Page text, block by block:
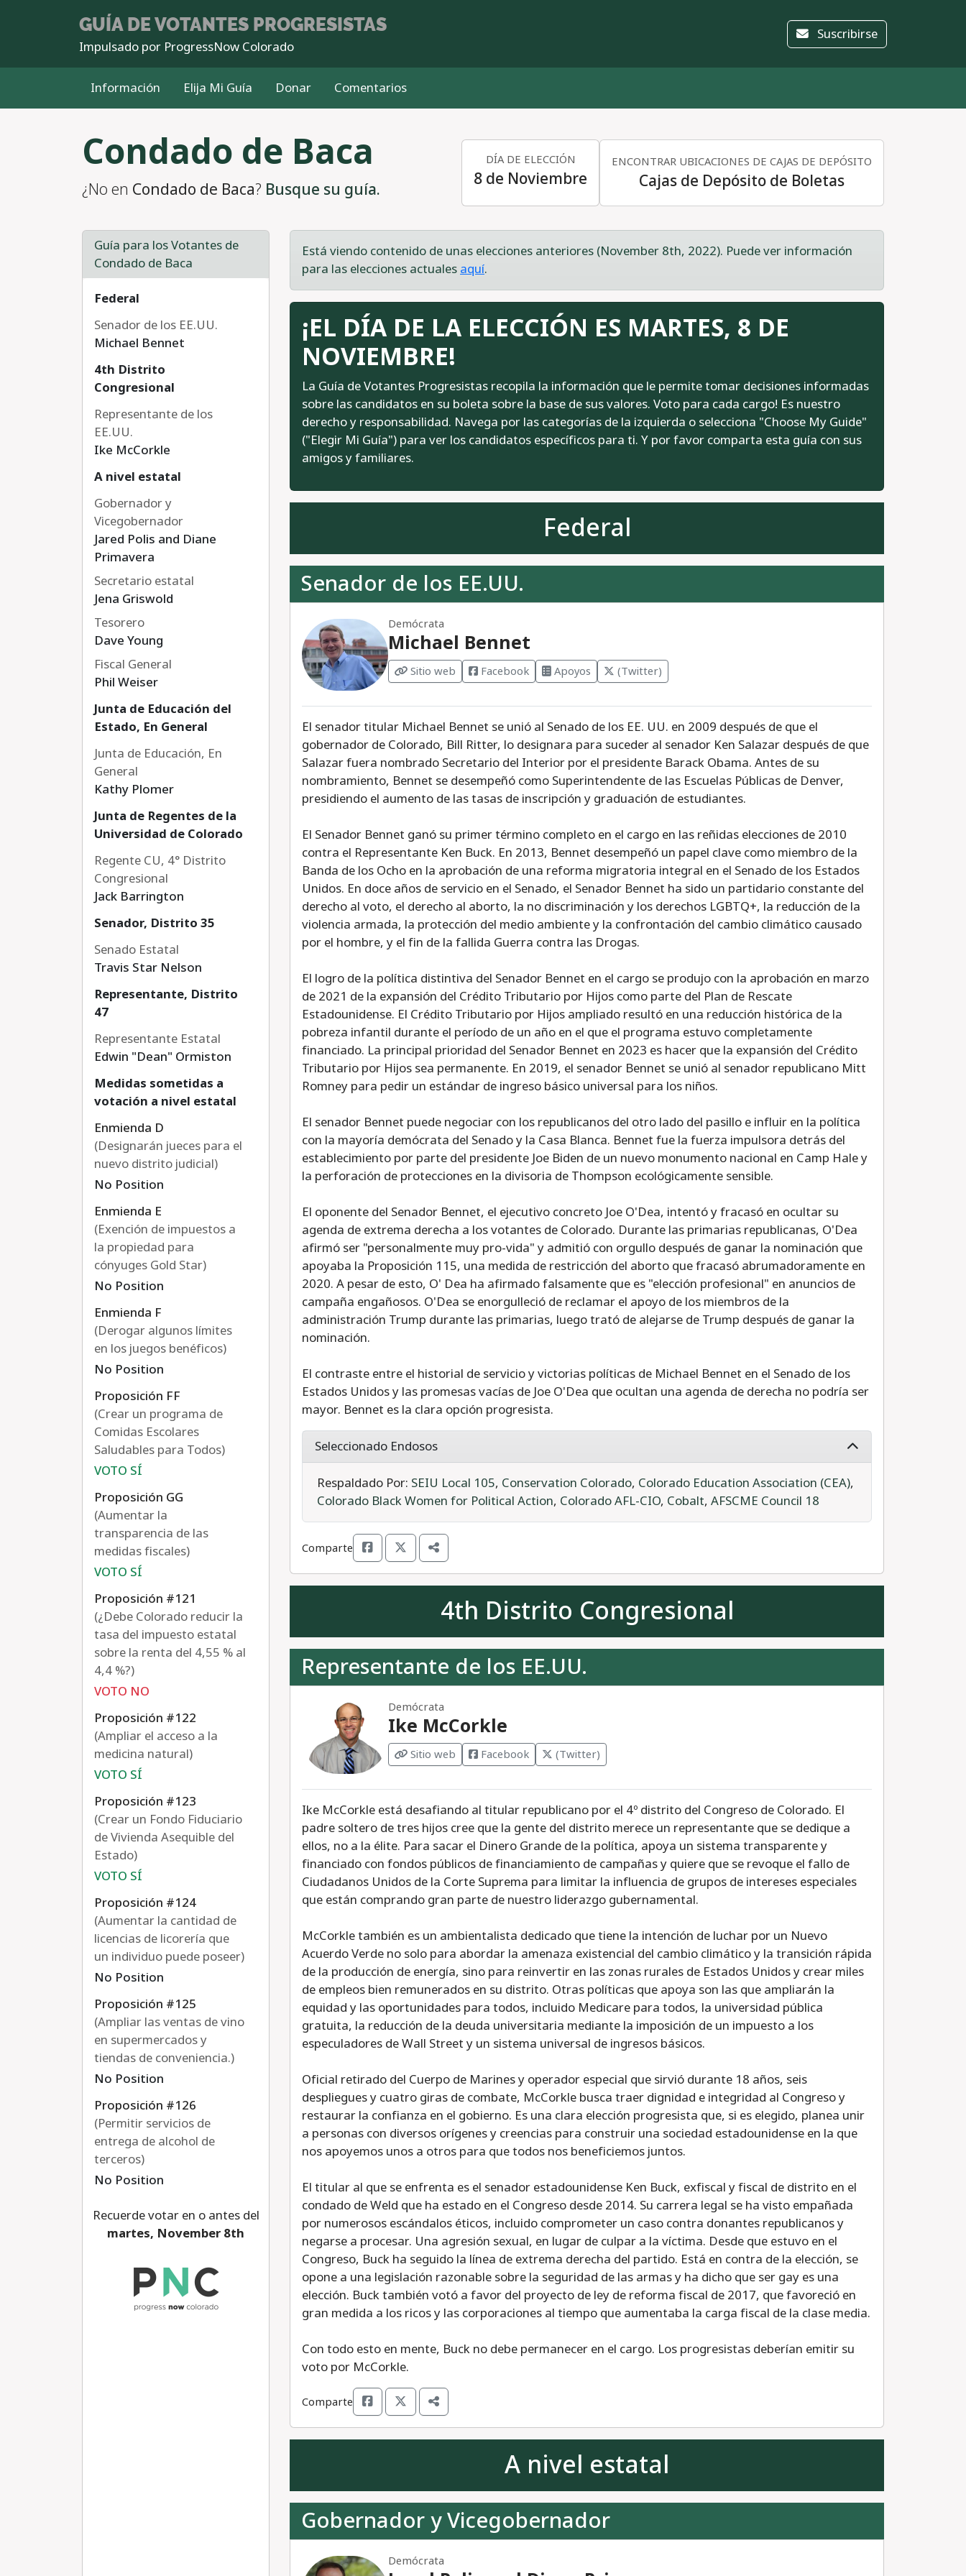
GUÍA DE VOTANTES PROGRESISTAS
Impulsado por ProgressNow Colorado
Suscribirse
Información Elija Mi Guía Donar Comentarios
Condado de Baca
¿No en Condado de Baca? Busque su guía.
DÍA DE ELECCIÓN
8 de Noviembre
ENCONTRAR UBICACIONES DE CAJAS DE DEPÓSITO
Cajas de Depósito de Boletas
Guía para los Votantes de
Condado de Baca
Federal
Senador de los EE.UU.
Michael Bennet
4th Distrito
Congresional
Representante de los
EE.UU.
Ike McCorkle
A nivel estatal
Gobernador y
Vicegobernador
Jared Polis and Diane
Primavera
Secretario estatal
Jena Griswold
Tesorero
Dave Young
Fiscal General
Phil Weiser
Junta de Educación del
Estado, En General
Junta de Educación, En
General
Kathy Plomer
Junta de Regentes de la
Universidad de Colorado
Regente CU, 4° Distrito
Congresional
Jack Barrington
Senador, Distrito 35
Senado Estatal
Travis Star Nelson
Representante, Distrito
47
Representante Estatal
Edwin "Dean" Ormiston
Medidas sometidas a
votación a nivel estatal
Enmienda D
(Designarán jueces para el
nuevo distrito judicial)
No Position
Enmienda E
(Exención de impuestos a
la propiedad para
cónyuges Gold Star)
No Position
Enmienda F
(Derogar algunos límites
en los juegos benéficos)
No Position
Proposición FF
(Crear un programa de
Comidas Escolares
Saludables para Todos)
VOTO SÍ
Proposición GG
(Aumentar la
transparencia de las
medidas fiscales)
VOTO SÍ
Proposición #121
(¿Debe Colorado reducir la
tasa del impuesto estatal
sobre la renta del 4,55 % al
4,4 %?)
VOTO NO
Proposición #122
(Ampliar el acceso a la
medicina natural)
VOTO SÍ
Proposición #123
(Crear un Fondo Fiduciario
de Vivienda Asequible del
Estado)
VOTO SÍ
Proposición #124
(Aumentar la cantidad de
licencias de licorería que
un individuo puede poseer)
No Position
Proposición #125
(Ampliar las ventas de vino
en supermercados y
tiendas de conveniencia.)
No Position
Proposición #126
(Permitir servicios de
entrega de alcohol de
terceros)
No Position
Recuerde votar en o antes del
martes, November 8th
Está viendo contenido de unas elecciones anteriores (November 8th, 2022). Puede ver información
para las elecciones actualesaquí.
¡EL DÍA DE LA ELECCIÓN ES MARTES, 8 DE
NOVIEMBRE!
La Guía de Votantes Progresistas recopila la información que le permite tomar decisiones informadas
sobre las candidatos en su boleta sobre la base de sus valores. Voto para cada cargo! Es nuestro
derecho y responsabilidad. Navega por las categorías de la izquierda o selecciona "Choose My Guide"
("Elegir Mi Guía") para ver los candidatos específicos para ti. Y por favor comparta esta guía con sus
amigos y familiares.
Federal
Senador de los EE.UU.
Demócrata
Michael Bennet
Sitio web Facebook Apoyos (Twitter)
El senador titular Michael Bennet se unió al Senado de los EE. UU. en 2009 después de que el
gobernador de Colorado, Bill Ritter, lo designara para suceder al senador Ken Salazar después de que
Salazar fuera nombrado Secretario del Interior por el presidente Barack Obama. Antes de su
nombramiento, Bennet se desempeñó como Superintendente de las Escuelas Públicas de Denver,
presidiendo el aumento de las tasas de inscripción y graduación de estudiantes.
El Senador Bennet ganó su primer término completo en el cargo en las reñidas elecciones de 2010
contra el Representante Ken Buck. En 2013, Bennet desempeñó un papel clave como miembro de la
Banda de los Ocho en la aprobación de una reforma migratoria integral en el Senado de los Estados
Unidos. En doce años de servicio en el Senado, el Senador Bennet ha sido un partidario constante del
derecho al voto, el derecho al aborto, la no discriminación y los derechos LGBTQ+, la reducción de la
violencia armada, la protección del medio ambiente y la confrontación del cambio climático causado
por el hombre, y el fin de la fallida Guerra contra las Drogas.
El logro de la política distintiva del Senador Bennet en el cargo se produjo con la aprobación en marzo
de 2021 de la expansión del Crédito Tributario por Hijos como parte del Plan de Rescate
Estadounidense. El Crédito Tributario por Hijos ampliado resultó en una reducción histórica de la
pobreza infantil durante el período de un año en el que el programa estuvo completamente
financiado. La principal prioridad del Senador Bennet en 2023 es hacer que la expansión del Crédito
Tributario por Hijos sea permanente. En 2019, el senador Bennet se unió al senador republicano Mitt
Romney para pedir un estándar de ingreso básico universal para los niños.
El senador Bennet puede negociar con los republicanos del otro lado del pasillo e influir en la política
con la mayoría demócrata del Senado y la Casa Blanca. Bennet fue la fuerza impulsora detrás del
establecimiento por parte del presidente Joe Biden de un nuevo monumento nacional en Camp Hale y
la perforación de protecciones en la divisoria de Thompson ecológicamente sensible.
El oponente del Senador Bennet, el ejecutivo concreto Joe O'Dea, intentó y fracasó en ocultar su
agenda de extrema derecha a los votantes de Colorado. Durante las primarias republicanas, O'Dea
afirmó ser "personalmente muy pro-vida" y admitió con orgullo después de ganar la nominación que
apoyaba la Proposición 115, una medida de restricción del aborto que fracasó abrumadoramente en
2020. A pesar de esto, O' Dea ha afirmado falsamente que es "elección profesional" en anuncios de
campaña engañosos. O'Dea se enorgulleció de reclamar el apoyo de los miembros de la
administración Trump durante las primarias, luego trató de alejarse de Trump después de ganar la
nominación.
El contraste entre el historial de servicio y victorias políticas de Michael Bennet en el Senado de los
Estados Unidos y las promesas vacías de Joe O'Dea que ocultan una agenda de derecha no podría ser
mayor. Bennet es la clara opción progresista.
Seleccionado Endosos
Respaldado Por: SEIU Local 105, Conservation Colorado, Colorado Education Association (CEA),
Colorado Black Women for Political Action, Colorado AFL-CIO, Cobalt, AFSCME Council 18
Comparte
4th Distrito Congresional
Representante de los EE.UU.
Demócrata
Ike McCorkle
Sitio web Facebook (Twitter)
Ike McCorkle está desafiando al titular republicano por el 4º distrito del Congreso de Colorado. El
padre soltero de tres hijos cree que la gente del distrito merece un representante que se dedique a
ellos, no a la élite. Para sacar el Dinero Grande de la política, apoya un sistema transparente y
financiado con fondos públicos de financiamiento de campañas y quiere que se revoque el fallo de
Ciudadanos Unidos de la Corte Suprema para limitar la influencia de grupos de intereses especiales
que están comprando gran parte de nuestro liderazgo gubernamental.
McCorkle también es un ambientalista dedicado que tiene la intención de luchar por un Nuevo
Acuerdo Verde no solo para abordar la amenaza existencial del cambio climático y la transición rápida
de la producción de energía, sino para reinvertir en las zonas rurales de Estados Unidos y crear miles
de empleos bien remunerados en su distrito. Otras políticas que apoya son las que ampliarán la
equidad y las oportunidades para todos, incluido Medicare para todos, la universidad pública
gratuita, la reducción de la deuda universitaria mediante la imposición de un impuesto a los
especuladores de Wall Street y un sistema universal de ingresos básicos.
Oficial retirado del Cuerpo de Marines y operador especial que sirvió durante 18 años, seis
despliegues y cuatro giras de combate, McCorkle busca traer dignidad e integridad al Congreso y
restaurar la confianza en el gobierno. Es una clara elección progresista que, si es elegido, planea unir
a personas con diversos orígenes y creencias para construir una sociedad estadounidense en la que
nos apoyemos unos a otros para que todos nos beneficiemos juntos.
El titular al que se enfrenta es el senador estadounidense Ken Buck, exfiscal y fiscal de distrito en el
condado de Weld que ha estado en el Congreso desde 2014. Su carrera legal se ha visto empañada
por numerosos escándalos éticos, incluido comprometer un caso contra donantes republicanos y
negarse a procesar. Una agresión sexual, en lugar de culpar a la víctima. Desde que estuvo en el
Congreso, Buck ha seguido la línea de extrema derecha del partido. Está en contra de la elección, se
opone a una legislación razonable sobre la seguridad de las armas y ha dicho que ser gay es una
elección. Buck también votó a favor del proyecto de ley de reforma fiscal de 2017, que favoreció en
gran medida a los ricos y las corporaciones al tiempo que aumentaba la carga fiscal de la clase media.
Con todo esto en mente, Buck no debe permanecer en el cargo. Los progresistas deberían emitir su
voto por McCorkle.
Comparte
A nivel estatal
Gobernador y Vicegobernador
Demócrata